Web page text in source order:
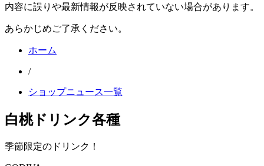
内容に誤りや最新情報が反映されていない場合があります。
あらかじめご了承ください。
ホーム
/
ショップニュース一覧
白桃ドリンク各種
季節限定のドリンク！